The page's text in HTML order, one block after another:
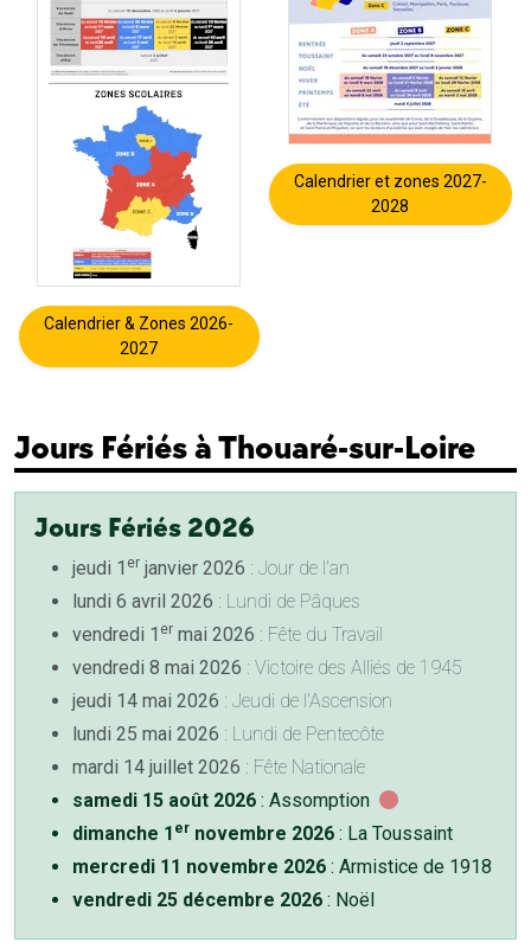
Calendrier & Zones 2026-
2027
Calendrier et zones 2027-
2028
Jours Fériés à Thouaré-sur-Loire
Jours Fériés 2026
jeudi 1 er janvier 2026 : Jour de l'an
lundi 6 avril 2026 : Lundi de Pâques
vendredi 1 er mai 2026 : Fête du Travail
vendredi 8 mai 2026 : Victoire des Alliés de 1945
jeudi 14 mai 2026 : Jeudi de l'Ascension
lundi 25 mai 2026 : Lundi de Pentecôte
mardi 14 juillet 2026 : Fête Nationale
samedi 15 août 2026 : Assomption
dimanche 1 er novembre 2026 : La Toussaint
mercredi 11 novembre 2026 : Armistice de 1918
vendredi 25 décembre 2026 : Noël